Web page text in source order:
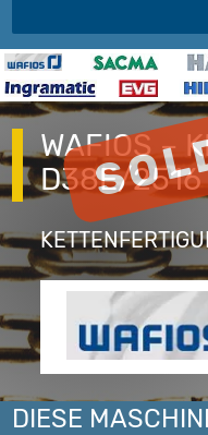
WAFIOS –
D38E/2516
DIESE